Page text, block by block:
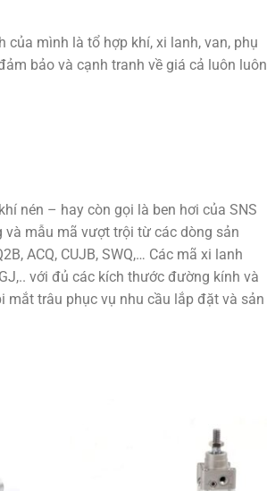
mình là tổ hợp khí, xi lanh, van, phụ
bảo và cạnh tranh về giá cả luôn luôn
nén – hay còn gọi là ben hơi của SNS
mẫu mã vượt trội từ các dòng sản
ACQ, CUJB, SWQ,… Các mã xi lanh
với đủ các kích thước đường kính và
mắt trâu phục vụ nhu cầu lắp đặt và sản